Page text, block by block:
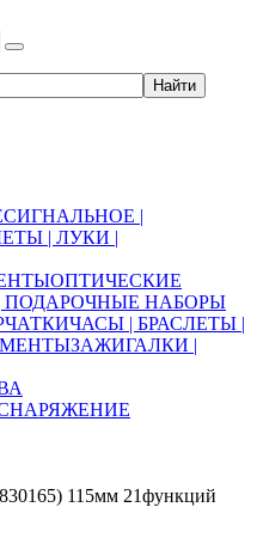
СИГНАЛЬНОЕ |
| ЛУКИ |
ОПТИЧЕСКИЕ
ПОДАРОЧНЫЕ НАБОРЫ
ЧАСЫ | БРАСЛЕТЫ |
ЗАЖИГАЛКИ |
115мм 21функций